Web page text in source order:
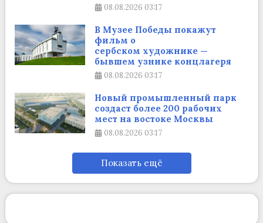
08.08.2026 03:17
В Музее Победы покажут
фильм о
сербском художнике —
бывшем узнике концлагеря
08.08.2026 03:17
Новый промышленный парк
создаст более 200 рабочих
мест на востоке Москвы
08.08.2026 03:17
Показать ещё